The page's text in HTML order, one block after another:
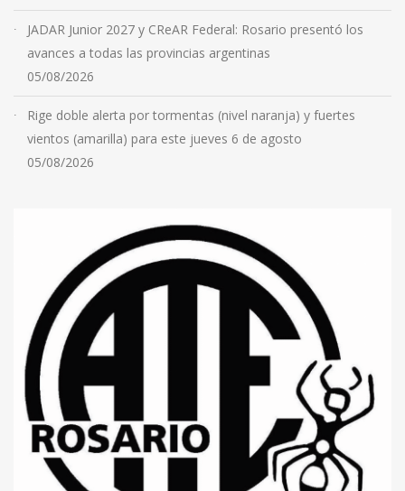
JADAR Junior 2027 y CReAR Federal: Rosario presentó los
avances a todas las provincias argentinas
05/08/2026
Rige doble alerta por tormentas (nivel naranja) y fuertes
vientos (amarilla) para este jueves 6 de agosto
05/08/2026